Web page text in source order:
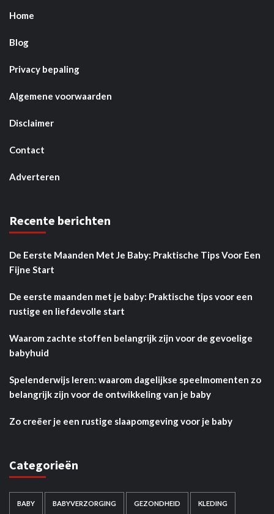
Home
Blog
Privacy bepaling
Algemene voorwaarden
Disclaimer
Contact
Adverteren
Recente berichten
De Eerste Maanden Met Je Baby: Praktische Tips Voor Een
Fijne Start
De eerste maanden met je baby: Praktische tips voor een
rustige en liefdevolle start
Waarom zachte stoffen belangrijk zijn voor de gevoelige
babyhuid
Spelenderwijs leren: waarom dagelijkse speelmomenten zo
belangrijk zijn voor de ontwikkeling van je baby
Zo creëer je een rustige slaapomgeving voor je baby
Categorieën
BABY BABYVERZORGING GEZONDHEID KLEDING